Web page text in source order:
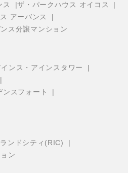
ス
ザ・パークハウス オイコス
アーバンス
ス分譲マンション
インス・アインスタワー
ンスフォート
ンドシティ(RIC)
ン